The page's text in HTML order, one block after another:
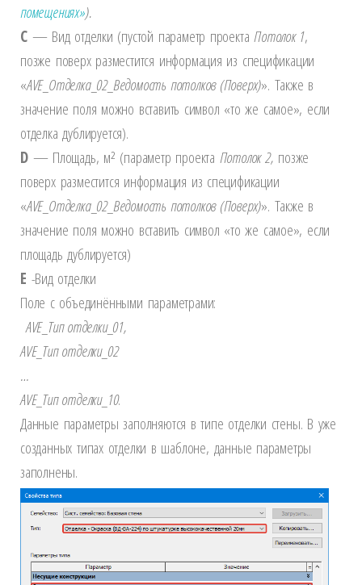
помещениях»).
C— Вид отделки (пустой параметр проектаПотолок 1,
позже поверх разместится информация из спецификации
«AVE_Отделка_02_Ведомость потолков (Поверх)». Также в
значение поля можно вставить символ «то же самое», если
отделка дублируется).
D— Площадь, м² (параметр проекта Потолок 2, позже
поверх разместится информация из спецификации
«AVE_Отделка_02_Ведомость потолков (Поверх)». Также в
значение поля можно вставить символ «то же самое», если
площадь дублируется)
E -Вид отделки
Поле с объединёнными параметрами:
AVE_Тип отделки_01,
AVE_Тип отделки_02
…
AVE_Тип отделки_10.
Данные параметры заполняются в типе отделки стены. В уже
созданных типах отделки в шаблоне, данные параметры
заполнены.